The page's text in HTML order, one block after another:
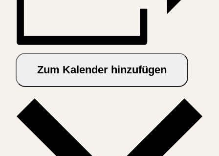
Zum Kalender hinzufügen